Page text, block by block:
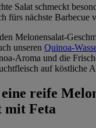
Salat schmeckt
fürs nächste Barbecue
Melonensalat-
unseren Quinoa-
Aroma und die
auf köstliche
reife
mit Feta